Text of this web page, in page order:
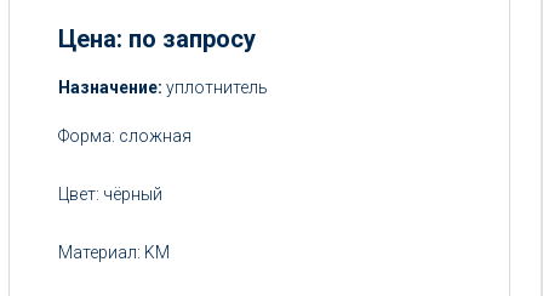
Цена: по запросу
Цена:
5
Назначение: уплотнитель
Форма: сложная
Цвет: чёрный
Материал: KM